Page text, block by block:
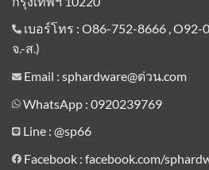
เบอร์โทร : O86-752-8666 , O92-
จ.-ส.)
Email : sphardware@ด่วน.com
WhatsApp : 0920239769
Line : @sp66
Facebook : facebook.com/